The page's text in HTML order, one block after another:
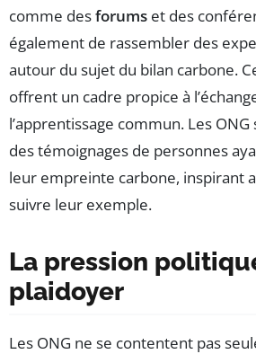
comme desforums et des
également de rassembler des
autour du sujet du bilan carbone.
offrent un cadre propice à
l’apprentissage commun. Les ONG
des témoignages de personnes
leur empreinte carbone, inspirant
suivre leur exemple.
La pression
plaidoyer
Les ONG ne se contentent pas